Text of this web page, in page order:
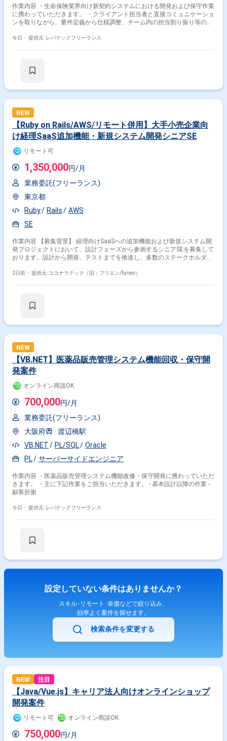
作業内容 ・生命保険業界向け新契約システムにおける開発および保守作業
に携わっていただきます。 ・クライアント担当者と直接コミュニケーショ
ンを取りながら、要件定義から仕様調整、チーム内の担当割り振り等のリ
-生命保険新契約システムにおける要件定義、外部設計および開発、保守
今日・ 提供元: レバテックフリーランス
NEW
【Ruby on Rails/AWS/リモート併用】大手小売企業向
け経理SaaS追加機能・新規システム開発シニアSE
リモート可
1,350,000円/月
業務委託(フリーランス)
東京都
Ruby
Rails
AWS
SE
作業内容 【募集背景】 経理向けSaaSへの追加機能および新規システム開
発プロジェクトにおいて、設計フェーズから参画するシニアSEを募集して
おります。設計から開発、テストまでを推進し、多数のステークホルダー
ます。 【作業内容】 設計課題ドキュメントの作成・管理（課題の整理・
検証・PoCを実施していただきます。プロダクトチームや関係各社との仕
方を求めております。実装だけでなく、ドキュメントや資料作成、関係者
調整もプロジェクトの価値と捉えられる方を歓迎いたします。顧客および
チーム双方と丁寧に連携し、多数の関係者を尊重しながら進められる方を
想定しております。ドメイン知識や業務ロジックを素早くキャッチアップ
解決までの道筋を示せる方にご活躍いただけます。 【ポジションの魅力】
からテストまで一貫して関わることができるポジションです。多数のステ
する経験を積むことができます。Ruby on RailsやAWS、生成AIを活用した
開発・PoCなど、モダンな技術スタックを活かした上流工程中心の業務に
携わることができます。 【開発環境】 バックエンドはGo、Ruby on
Rails、Unicorn、Nginx、PostgreSQL、Redis、Docker、Elasticsearchな
styled-components、Storybook、Webpackなどを利用しております。イン
Lambda、ElasticBeanstalkなど）、Ansible、Datadog、CircleCI、Engine
Yardなどを利用しております。その他、GitHub、Slack、JIRA、Notionな
どのツールを利用しております。
2日前・ 提供元: ココナラテック（旧：フリエン/furien）
NEW
【VB.NET】医薬品販売管理システム機能回収・保守開
発案件
オンライン商談OK
700,000円/月
業務委託(フリーランス)
大阪府
渡辺橋駅
VB.NET
PL/SQL
Oracle
PL
サーバーサイドエンジニア
作業内容 ・医薬品販売管理システム機能改修・保守開発に携わっていただ
きます。 ・主に下記作業をご担当いただきます。 - 基本設計以降の作業 -
顧客折衝
今日・ 提供元: レバテックフリーランス
設定していない条件はありませんか？
スキル･リモート･単価などで絞り込み、
効率よく案件を探せます。
検索条件を変更する
NEW 注目
【Java/Vue.js】キャリア法人向けオンラインショップ
開発案件
リモート可 オンライン商談OK
750,000円/月